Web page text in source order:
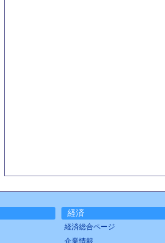
経済
経済総合ページ
企業情報